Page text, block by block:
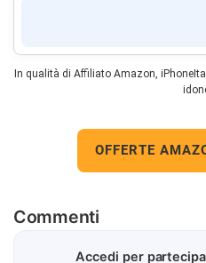
In qualità di Affiliato Amazon,
OFFERTE
Commenti
Accedi per